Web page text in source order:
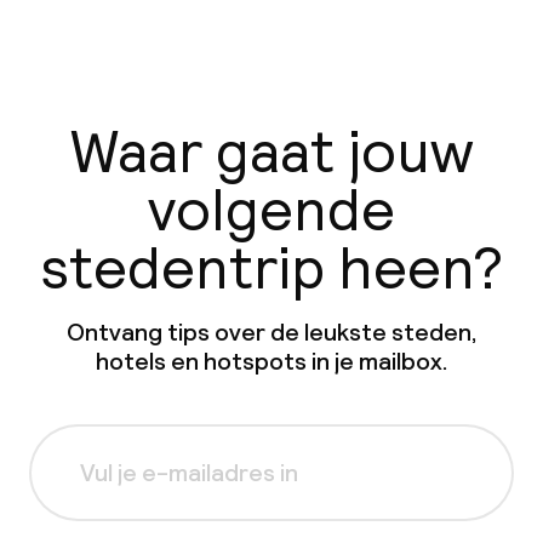
Waar gaat jouw
volgende
stedentrip heen?
Ontvang tips over de leukste steden,
hotels en hotspots in je mailbox.